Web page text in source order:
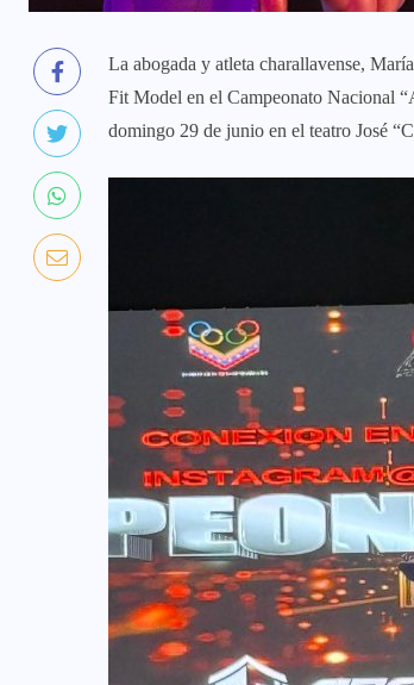
La abogada y atleta charallavense,
Fit Model en el Campeonato Nacional
domingo 29 de junio en el teatro José